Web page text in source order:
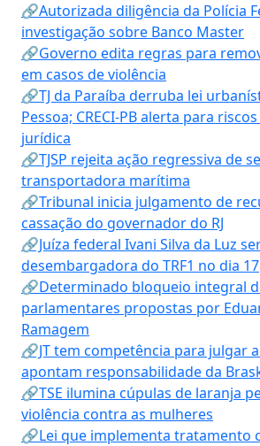
🔗Autorizada diligência da Polícia
investigação sobre Banco Master
🔗Governo edita regras para
em casos de violência
🔗TJ da Paraíba derruba lei
Pessoa; CRECI-PB alerta para
jurídica
🔗TJSP rejeita ação regressiva de
transportadora marítima
🔗Tribunal inicia julgamento de
cassação do governador do RJ
🔗Juíza federal Ivani Silva da Luz
desembargadora do TRF1 no dia 17
🔗Determinado bloqueio integral
parlamentares propostas por
Ramagem
🔗JT tem competência para julgar
apontam responsabilidade da
🔗TSE ilumina cúpulas de laranja
violência contra as mulheres
🔗Lei que implementa tratamento